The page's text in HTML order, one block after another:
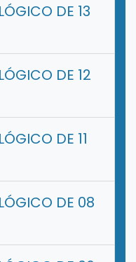
DE 13
DE 12
DE 11
DE 08